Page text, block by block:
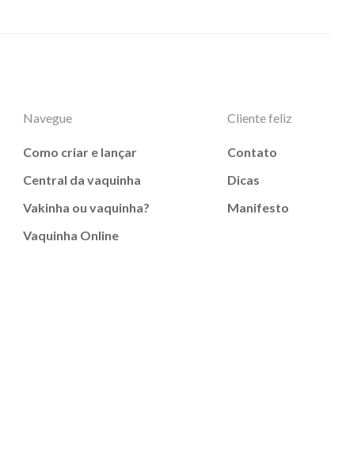
Navegue
Como criar e lançar
Central da vaquinha
Vakinha ou vaquinha?
Vaquinha Online
Cliente feliz
Contato
Dicas
Manifesto